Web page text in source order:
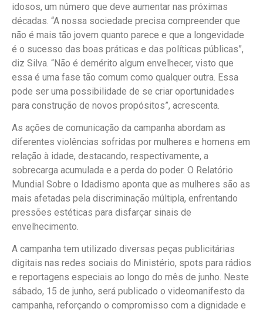
idosos, um número que deve aumentar nas próximas
décadas. “A nossa sociedade precisa compreender que
não é mais tão jovem quanto parece e que a longevidade
é o sucesso das boas práticas e das políticas públicas”,
diz Silva. “Não é demérito algum envelhecer, visto que
essa é uma fase tão comum como qualquer outra. Essa
pode ser uma possibilidade de se criar oportunidades
para construção de novos propósitos”, acrescenta.
As ações de comunicação da campanha abordam as
diferentes violências sofridas por mulheres e homens em
relação à idade, destacando, respectivamente, a
sobrecarga acumulada e a perda do poder. O Relatório
Mundial Sobre o Idadismo aponta que as mulheres são as
mais afetadas pela discriminação múltipla, enfrentando
pressões estéticas para disfarçar sinais de
envelhecimento.
A campanha tem utilizado diversas peças publicitárias
digitais nas redes sociais do Ministério, spots para rádios
e reportagens especiais ao longo do mês de junho. Neste
sábado, 15 de junho, será publicado o videomanifesto da
campanha, reforçando o compromisso com a dignidade e